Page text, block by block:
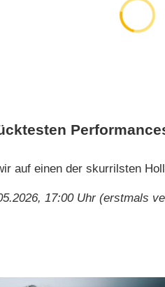
auf einen der skurrilsten
17:00 Uhr (erstmals